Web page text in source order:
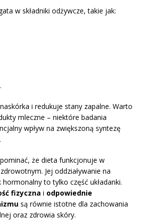
w składniki odżywcze, takie jak:
i redukuje stany zapalne. Warto
mleczne – niektóre badania
wpływ na zwiększoną syntezę
że dieta funkcjonuje w
Jej oddziaływanie na
to tylko część układanki.
fizyczna i odpowiednie
są równie istotne dla zachowania
oraz zdrowia skóry.